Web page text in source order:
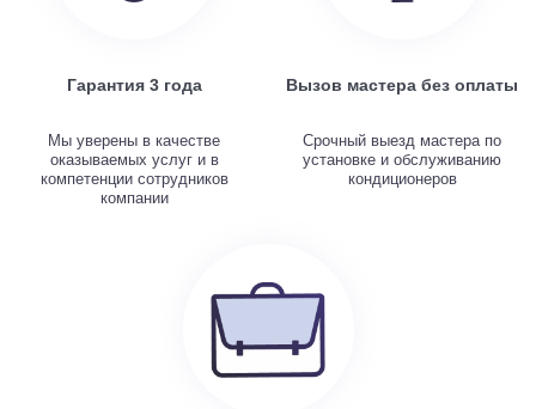
Гарантия 3 года
Мы уверены в качестве
оказываемых услуг и в
компетенции сотрудников
компании
Вызов мастера без оплаты
Срочный выезд мастера по
установке и обслуживанию
кондиционеров